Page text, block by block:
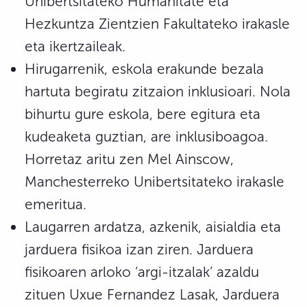
Hezkuntza Zientzien Fakultateko irakasle
eta ikertzaileak.
Hirugarrenik, eskola erakunde bezala
hartuta begiratu zitzaion inklusioari. Nola
bihurtu gure eskola, bere egitura eta
kudeaketa guztian, are inklusiboagoa.
Horretaz aritu zen Mel Ainscow,
Manchesterreko Unibertsitateko irakasle
emeritua.
Laugarren ardatza, azkenik, aisialdia eta
jarduera fisikoa izan ziren. Jarduera
fisikoaren arloko ‘argi-itzalak’ azaldu
zituen Uxue Fernandez Lasak, Jarduera